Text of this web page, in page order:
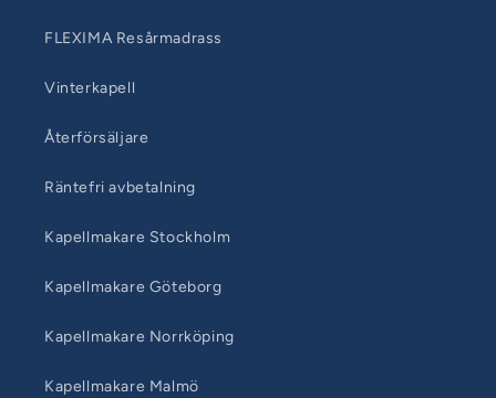
FLEXIMA Resårmadrass
Vinterkapell
Återförsäljare
Räntefri avbetalning
Kapellmakare Stockholm
Kapellmakare Göteborg
Kapellmakare Norrköping
Kapellmakare Malmö